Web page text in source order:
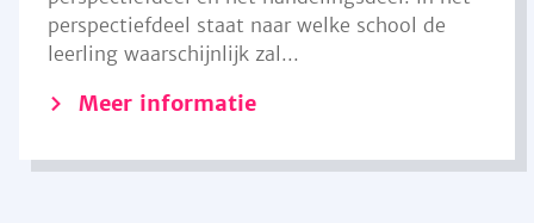
perspectiefdeel staat naar welke school de
leerling waarschijnlijk zal...
Meer informatie